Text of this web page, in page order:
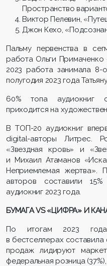
Пространство
Виктор Пелевин,
Джон Кехо,
Пальму первенства в
работа Ольги Примаченко
2023 работа занимала 8-
полугодия 2023 года
60% топа аудиокниг
приходится на
В ТОП-20 аудиокниг
digital-авторы Литрес.
«Звездная кровь» и
и Михаил Атаманов
Неприемлемая жертва».
авторов составили
аудиокниг 2023 года.
БУМАГА VS «ЦИФРА» И
По итогам 2023
в бестселлерах
продаж лидируют
федеральная розница